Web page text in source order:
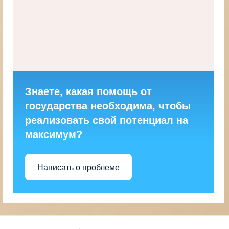
Знаете, какая помощь от
государства необходима, чтобы
реализовать свой потенциал на
максимум?
Написать о проблеме